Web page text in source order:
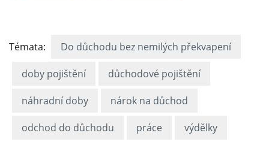
Témata: Do důchodu bez nemilých překvapení
doby pojištění důchodové pojištění
náhradní doby nárok na důchod
odchod do důchodu práce výdělky